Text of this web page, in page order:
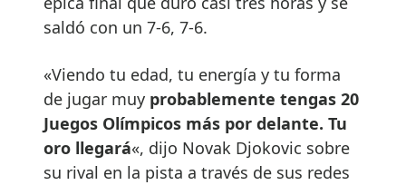
saldó con un 7-6, 7-6.
«Viendo tu edad, tu energía y tu forma
de jugar muy probablemente tengas 20
Juegos Olímpicos más por delante. Tu
oro llegará«, dijo Novak Djokovic sobre
su rival en la pista a través de sus redes